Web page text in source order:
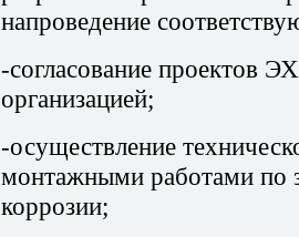
напроведение
-согласование проектов
организацией;
-осуществление
монтажными работами по
коррозии;